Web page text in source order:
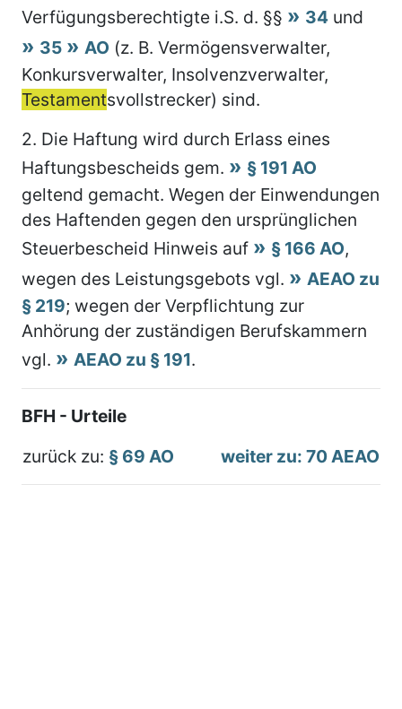
Verfügungsberechtigte i.S. d. §§
34 und
35
AO (z. B. Vermögensverwalter,
Konkursverwalter, Insolvenzverwalter,
Testamentsvollstrecker) sind.
2. Die Haftung wird durch Erlass eines
Haftungsbescheids gem.
§ 191 AO
geltend gemacht. Wegen der Einwendungen
des Haftenden gegen den ursprünglichen
Steuerbescheid Hinweis auf
§ 166 AO,
wegen des Leistungsgebots vgl.
AEAO zu
§ 219; wegen der Verpflichtung zur
Anhörung der zuständigen Berufskammern
vgl.
AEAO zu § 191.
BFH - Urteile
zurück zu: § 69 AO weiter zu: 70 AEAO